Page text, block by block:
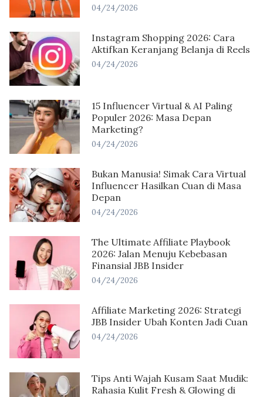
04/24/2026
Instagram Shopping 2026: Cara
Aktifkan Keranjang Belanja di Reels
04/24/2026
15 Influencer Virtual & AI Paling
Populer 2026: Masa Depan
Marketing?
04/24/2026
Bukan Manusia! Simak Cara Virtual
Influencer Hasilkan Cuan di Masa
Depan
04/24/2026
The Ultimate Affiliate Playbook
2026: Jalan Menuju Kebebasan
Finansial JBB Insider
04/24/2026
Affiliate Marketing 2026: Strategi
JBB Insider Ubah Konten Jadi Cuan
04/24/2026
Tips Anti Wajah Kusam Saat Mudik:
Rahasia Kulit Fresh & Glowing di